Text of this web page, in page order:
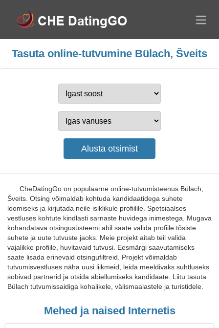
Tasuta online-tutvumine Bülach, Šveits
CheDatingGo on populaarne online-tutvumisteenus Bülach,
Šveits. Otsing võimaldab kohtuda kandidaatidega suhete
loomiseks ja kirjutada neile isiklikule profiilile. Spetsiaalses
vestluses kohtute kindlasti sarnaste huvidega inimestega. Mugava
kohandatava otsingusüsteemi abil saate valida profiile tõsiste
suhete ja uute tutvuste jaoks. Meie projekt aitab teil valida
vajalikke profiile, huvitavaid tutvusi. Eesmärgi saavutamiseks
saate lisada erinevaid otsingufiltreid. Projekt võimaldab
tutvumisvestluses näha uusi liikmeid, leida meeldivaks suhtluseks
sobivad partnerid ja otsida abiellumiseks kandidaate. Liitu tasuta
Bülach tutvumissaidiga kohalikele, välismaalastele ja turistidele.
Mehed ja naised Internetis